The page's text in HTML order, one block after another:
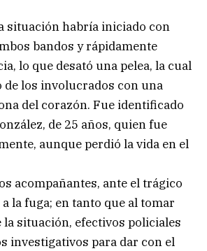
situación habría iniciado con
bandos y rápidamente
lo que desató una pelea, la cual
los involucrados con una
del corazón. Fue identificado
de 25 años, quien fue
aunque perdió la vida en el
acompañantes, ante el trágico
la fuga; en tanto que al tomar
situación, efectivos policiales
investigativos para dar con el